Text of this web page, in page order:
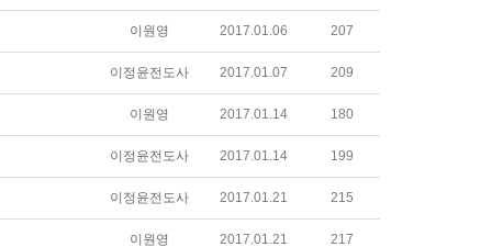
이원영 2017.01.06 207
이정윤전도사 2017.01.07 209
이원영 2017.01.14 180
이정윤전도사 2017.01.14 199
이정윤전도사 2017.01.21 215
이원영 2017.01.21 217